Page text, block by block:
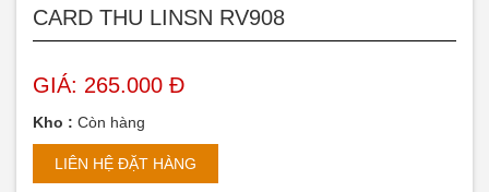
CARD THU LINSN RV908
GIÁ: 265.000 Đ
Kho : Còn hàng
LIÊN HỆ ĐẶT HÀNG